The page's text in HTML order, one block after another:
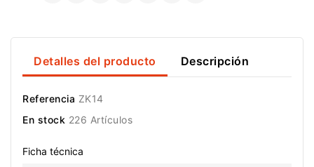
Detalles del producto Descripción
Referencia ZK14
En stock 226 Artículos
Ficha técnica